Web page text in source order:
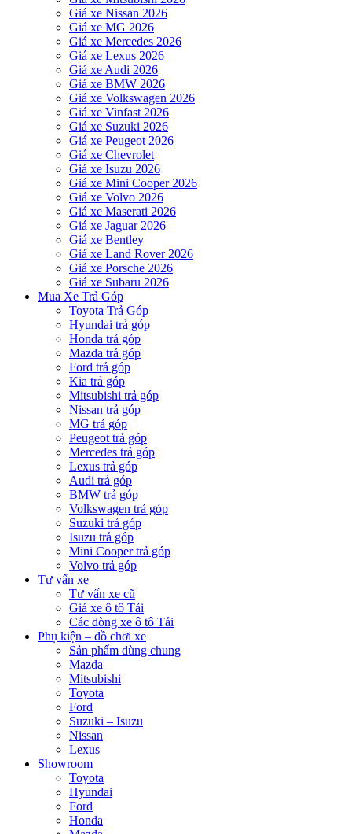
Giá xe Nissan 2026
Giá xe MG 2026
Giá xe Mercedes 2026
Giá xe Lexus 2026
Giá xe Audi 2026
Giá xe BMW 2026
Giá xe Volkswagen 2026
Giá xe Vinfast 2026
Giá xe Suzuki 2026
Giá xe Peugeot 2026
Giá xe Chevrolet
Giá xe Isuzu 2026
Giá xe Mini Cooper 2026
Giá xe Volvo 2026
Giá xe Maserati 2026
Giá xe Jaguar 2026
Giá xe Bentley
Giá xe Land Rover 2026
Giá xe Porsche 2026
Giá xe Subaru 2026
Mua Xe Trả Góp
Toyota Trả Góp
Hyundai trả góp
Honda trả góp
Mazda trả góp
Ford trả góp
Kia trả góp
Mitsubishi trả góp
Nissan trả góp
MG trả góp
Peugeot trả góp
Mercedes trả góp
Lexus trả góp
Audi trả góp
BMW trả góp
Volkswagen trả góp
Suzuki trả góp
Isuzu trả góp
Mini Cooper trả góp
Volvo trả góp
Tư vấn xe
Tư vấn xe cũ
Giá xe ô tô Tải
Các dòng xe ô tô Tải
Phụ kiện – đồ chơi xe
Sản phẩm dùng chung
Mazda
Mitsubishi
Toyota
Ford
Suzuki – Isuzu
Nissan
Lexus
Showroom
Toyota
Hyundai
Ford
Honda